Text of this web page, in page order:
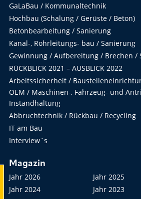
GaLaBau / Kommunaltechnik
Hochbau (Schalung / Gerüste / Beton)
Betonbearbeitung / Sanierung
Kanal-, Rohrleitungs- bau / Sanierung
Gewinnung / Aufbereitung / Brechen /
RÜCKBLICK 2021 – AUSBLICK 2022
Arbeitssicherheit /
OEM / Maschinen-, Fahrzeug- und
Instandhaltung
Abbruchtechnik / Rückbau / Recycling
IT am Bau
Interview´s
Magazin
Jahr 2026
Jahr 2025
Jahr 2024
Jahr 2023